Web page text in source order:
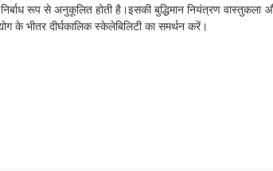
निर्बाध रूप से अनुकूलित होती है।इसकी बुद्धिमान नियंत्रण वास्तुकला
के भीतर दीर्घकालिक स्केलेबिलिटी का समर्थन करें।